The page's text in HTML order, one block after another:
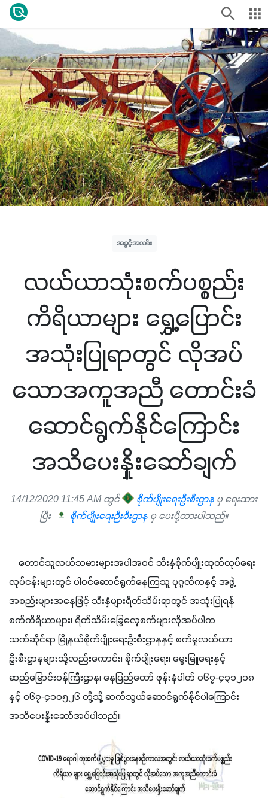
အခွင့်အလမ်း
လယ်ယာသုံးစက်ပစ္စည်း
ကိရိယာများ ရွှေ့ပြောင်း
အသုံးပြုရာတွင် လိုအပ်
သောအကူအညီ တောင်းခံ
ဆောင်ရွက်နိုင်ကြောင်း
အသိပေးနှိုးဆော်ချက်
14/12/2020 11:45 AM တွင် စိုက်ပျိုးရေးဦးစီးဌာန မှ ရေးသား
ပြီး
စိုက်ပျိုးရေးဉီးစီးဌာန မှ ပေးပို့ထားပါသည်။
တောင်သူလယ်သမားများအပါအဝင် သီးနှံစိုက်ပျိုးထုတ်လုပ်ရေး
လုပ်ငန်းများတွင် ပါဝင်ဆောင်ရွက်နေကြသူ ပုဂ္ဂလိကနှင့် အဖွဲ့
အစည်းများအနေဖြင့် သီးနှံများရိတ်သိမ်းရာတွင် အသုံးပြုရန်
စက်ကိရိယာများ၊ ရိတ်သိမ်းခြွေလှေ့စက်များလိုအပ်ပါက
သက်ဆိုင်ရာ မြို့နယ်စိုက်ပျိုးရေးဦးစီးဌာနနှင့် စက်မှုလယ်ယာ
ဦးစီးဌာနများသို့လည်းကောင်း၊ စိုက်ပျိုးရေး၊ မွေးမြူရေးနှင့်
ဆည်မြောင်းဝန်ကြီးဌာန၊ နေပြည်တော် ဖုန်းနံပါတ် ၀၆၇-၄၃၁၂၁၈
နှင့် ၀၆၇-၄၁၀၅၂၆ တို့သို့ ဆက်သွယ်ဆောင်ရွက်နိုင်ပါကြောင်း
အသိပေးနှိုးဆော်အပ်ပါသည်။